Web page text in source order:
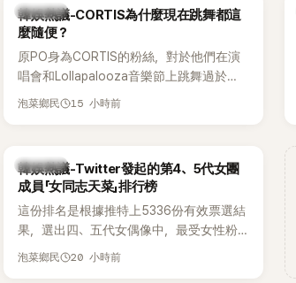
部死掉」等激烈言論，引發外界譁然。
熱議討論
韓娛熱議-CORTIS為什麼現在跳舞都這
麼隨便？
原PO身為CORTIS的粉絲，對於他們在演
唱會和Lollapalooza音樂節上跳舞過於隨
便感到不滿，認為舞蹈是他們走紅的重要
泡菜鄉民 15 小時前
熱議討論
韓娛熱議-Twitter發起的第4、5代女團
成員「女同志天菜」排行榜
這份排名是根據推特上5336份有效票選結
果，選出四、五代女偶像中，最受女性粉
絲喜愛的成員。其中，HATS2HEARTS成
泡菜鄉民 20 小時前